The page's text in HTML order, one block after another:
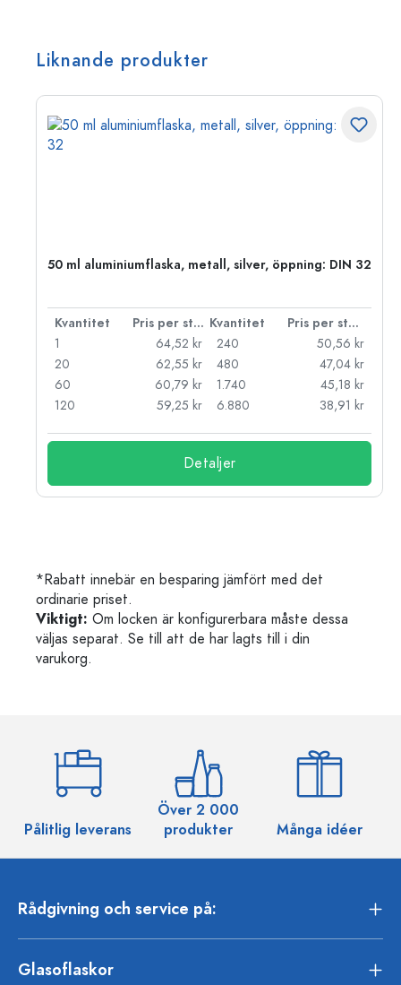
Liknande produkter
50 ml aluminiumflaska, metall, silver, öppning: DIN 32
Kvantitet Pris per styck Kvantitet
Pris per styck
1
64,52 kr
20
62,55 kr
60
60,79 kr
120
59,25 kr
240
50,56 kr
480
47,04 kr
1.740
45,18 kr
6.880
38,91 kr
Detaljer
*Rabatt innebär en besparing jämfört med det
ordinarie priset.
Viktigt: Om locken är konfigurerbara måste dessa
väljas separat. Se till att de har lagts till i din
varukorg.
Pålitlig leverans
Över 2 000
produkter
Många idéer
Rådgivning och service på:
Glasoflaskor